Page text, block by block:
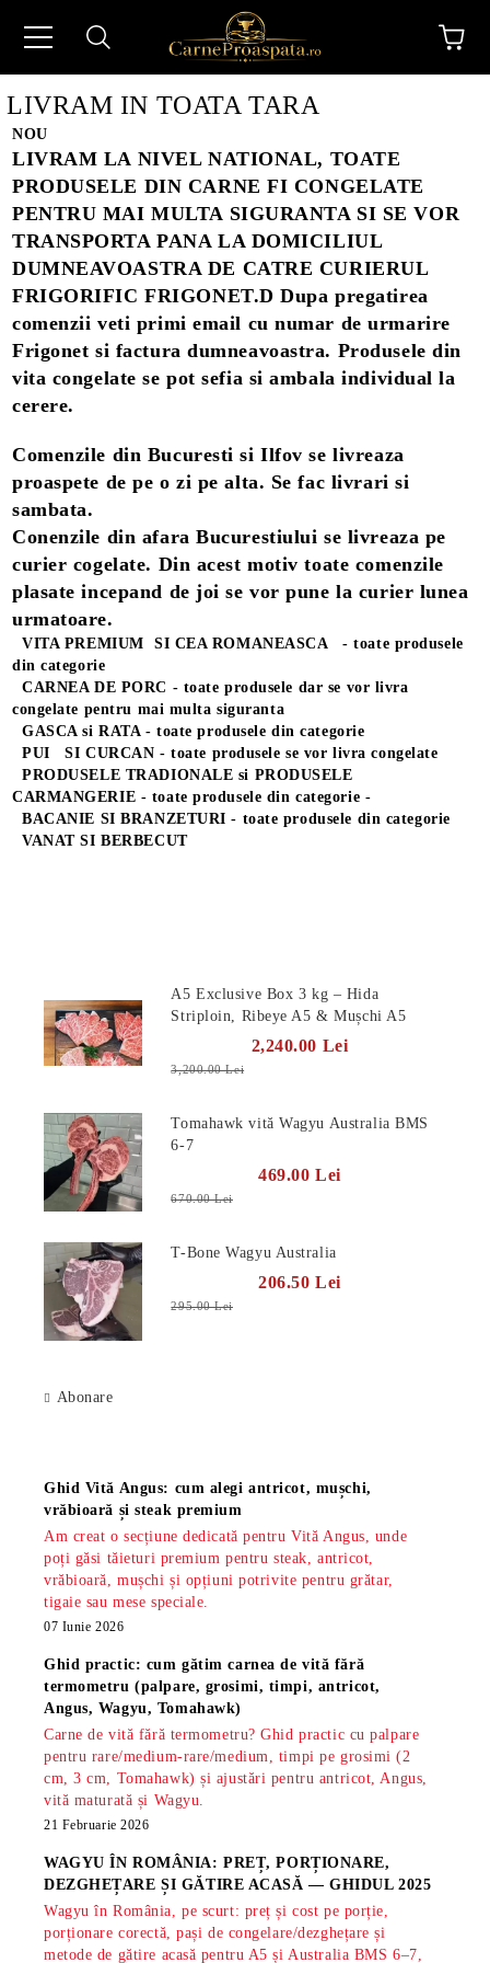
LIVRAM IN TOATA TARA
NOU
LIVRAM LA NIVEL NATIONAL, TOATE
PRODUSELE DIN CARNE FI CONGELATE
PENTRU MAI MULTA SIGURANTA SI SE VOR
TRANSPORTA PANA LA DOMICILIUL
DUMNEAVOASTRA DE CATRE CURIERUL
FRIGORIFIC FRIGONET.D Dupa pregatirea
comenzii veti primi email cu numar de urmarire
Frigonet si factura dumneavoastra. Produsele din
vita congelate se pot sefia si ambala individual la
cerere.
Comenzile din Bucuresti si Ilfov se livreaza
proaspete de pe o zi pe alta. Se fac livrari si
sambata.
Conenzile din afara Bucurestiului se livreaza pe
curier cogelate. Din acest motiv toate comenzile
plasate incepand de joi se vor pune la curier lunea
urmatoare.
VITA PREMIUM SI CEA ROMANEASCA
- toate produsele
din categorie
CARNEA DE PORC - toate produsele dar se vor livra
congelate pentru mai multa siguranta
GASCA si RATA -toate produsele din categorie
PUI SICURCAN - toate produsele se vor livra congelate
PRODUSELE TRADIONALE si PRODUSELE
CARMANGERIE - toate produsele din categorie -
BACANIE SI BRANZETURI - toate produsele din categorie
VANAT SI BERBECUT
A5 Exclusive Box 3 kg – Hida
Striploin, Ribeye A5 & Mușchi A5
2,240.00 Lei
3,200.00 Lei
Tomahawk vită Wagyu Australia BMS
6-7
469.00 Lei
670.00 Lei
T-Bone Wagyu Australia
206.50 Lei
295.00 Lei
Abonare
Ghid Vită Angus: cum alegi antricot, mușchi,
vrăbioară și steak premium
Am creat o secțiune dedicată pentru Vită Angus, unde
poți găsi tăieturi premium pentru steak, antricot,
vrăbioară, mușchi și opțiuni potrivite pentru grătar,
tigaie sau mese speciale.
07 Iunie 2026
Ghid practic: cum gătim carnea de vită fără
termometru (palpare, grosimi, timpi, antricot,
Angus, Wagyu, Tomahawk)
Carne de vită fără termometru? Ghid practic cu palpare
pentru rare/medium-rare/medium, timpi pe grosimi (2
cm, 3 cm, Tomahawk) și ajustări pentru antricot, Angus,
vită maturată și Wagyu.
21 Februarie 2026
WAGYU ÎN ROMÂNIA: PREȚ, PORȚIONARE,
DEZGHEȚARE ȘI GĂTIRE ACASĂ — GHIDUL 2025
Wagyu în România, pe scurt: preț și cost pe porție,
porționare corectă, pași de congelare/dezghețare și
metode de gătire acasă pentru A5 și Australia BMS 6–7,